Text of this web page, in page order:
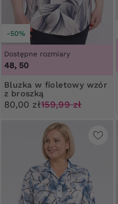
-50%
Dostępne rozmiary
48, 50
Bluzka w fioletowy wzór
z broszką
80,00 zł159,99 zł